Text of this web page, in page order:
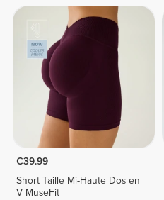
€39.99
Short Taille Mi-Haute Dos en
V MuseFit